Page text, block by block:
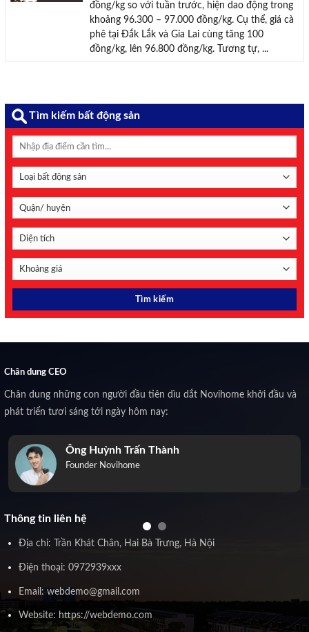
đồng/kg so với tuần trước, hiện dao động trong
khoảng 96.300 – 97.000 đồng/kg. Cụ thể, giá cà
phê tại Đắk Lắk và Gia Lai cùng tăng 100
đồng/kg, lên 96.800 đồng/kg. Tương tự, ...
Tìm kiếm bất động sản
Chân dung CEO
Chân dung những con người đầu tiên dìu dắt Novihome khởi đầu và
phát triển tươi sáng tới ngày hôm nay:
Ông Huỳnh Trấn Thành
Founder Novihome
Thông tin liên hệ
Địa chỉ: Trần Khát Chân, Hai Bà Trưng, Hà Nội
Điện thoại: 0972939xxx
Email: webdemo@gmail.com
Website: https://webdemo.com